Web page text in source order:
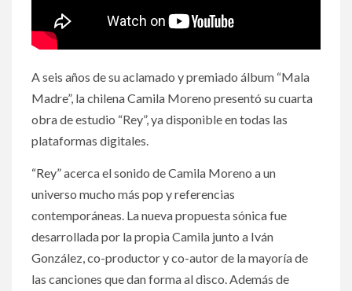
A seis años de su aclamado y premiado álbum “Mala
Madre”, la chilena Camila Moreno presentó su cuarta
obra de estudio “Rey”, ya disponible en todas las
plataformas digitales.
“Rey”acerca el sonido de Camila Moreno a un
universo mucho más pop y referencias
contemporáneas. La nueva propuesta sónica fue
desarrollada por la propia Camila junto a Iván
González, co-productor y co-autor de la mayoría de
las canciones que dan forma al disco. Además de